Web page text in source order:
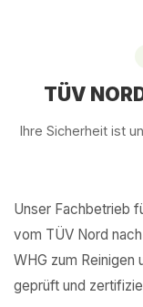
TÜV
Ihre Sicherheit ist
Unser Fachbetrieb
vom TÜV Nord
WHG zum Reinigen
geprüft und